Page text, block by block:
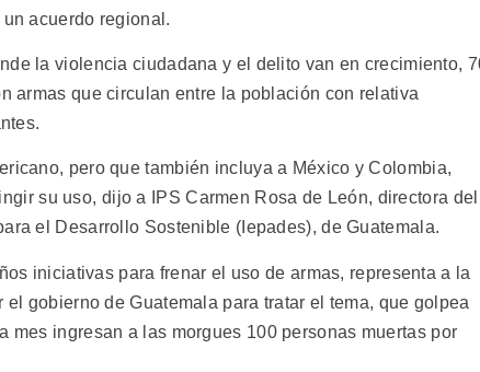
acuerdo regional.
la violencia ciudadana y el delito van en crecimiento,
armas que circulan entre la población con relativa
pero que también incluya a México y Colombia,
su uso, dijo a IPS Carmen Rosa de León, directora del
el Desarrollo Sostenible (Iepades), de Guatemala.
iniciativas para frenar el uso de armas, representa a la
gobierno de Guatemala para tratar el tema, que golpea
mes ingresan a las morgues 100 personas muertas por